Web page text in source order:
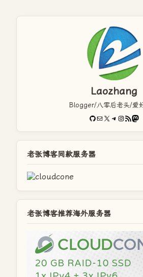
Laozhang
Blogger/八零后老头/爱
GitHub
电子邮件X Telegram
RSS Feed
老张博客同款服务器
老张博客推荐海外服务器